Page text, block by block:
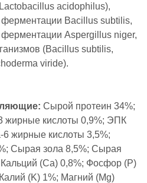
acidophilus),
Bacillus subtilis,
Aspergillus niger,
(Bacillus subtilis,
viride).
Сырой протеин 34%;
жирные кислоты 0,9%; ЭПК
жирные кислоты 3,5%;
Сырая зола 8,5%; Сырая
Кальций (Са) 0,8%; Фосфор (P)
(K) 1%; Магний (Mg)